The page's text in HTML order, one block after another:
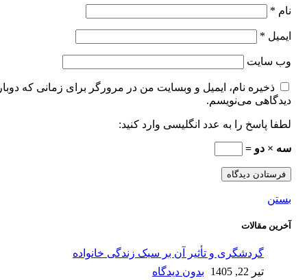
نام *
ایمیل *
وب‌ سایت
ذخیره نام، ایمیل و وبسایت من در مرورگر برای زمانی که
دیدگاهی می‌نویسم.
لطفا پاسخ را به عدد انگلیسی وارد کنید:
سه × دو =
بستن
آخرین مقالات
گردشگری و تأثیر آن بر سبک زندگی خانواده
تیر 22, 1405
بدون دیدگاه